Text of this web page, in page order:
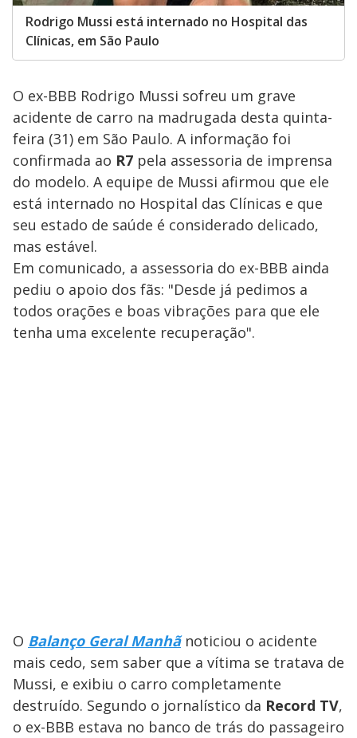
Rodrigo Mussi está internado no Hospital das
Clínicas, em São Paulo
O ex-BBB Rodrigo Mussi sofreu um grave
acidente de carro na madrugada desta quinta-
feira (31) em São Paulo. A informação foi
confirmada ao R7 pela assessoria de imprensa
do modelo. A equipe de Mussi afirmou que ele
está internado no Hospital das Clínicas e que
seu estado de saúde é considerado delicado,
mas estável.
Em comunicado, a assessoria do ex-BBB ainda
pediu o apoio dos fãs: "Desde já pedimos a
todos orações e boas vibrações para que ele
tenha uma excelente recuperação".
O Balanço Geral Manhãnoticiou o acidente
mais cedo, sem saber que a vítima se tratava de
Mussi, e exibiu o carro completamente
destruído. Segundo o jornalístico da Record TV,
o ex-BBB estava no banco de trás do passageiro